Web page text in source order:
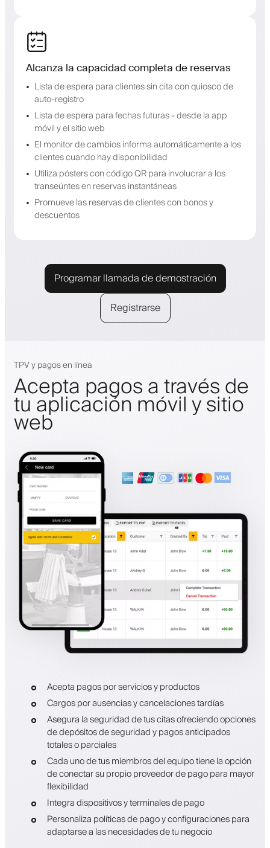
Alcanza la capacidad completa de reservas
Lista de espera para clientes sin cita con quiosco de
auto-registro
Lista de espera para fechas futuras - desde la app
móvil y el sitio web
El monitor de cambios informa automáticamente a los
clientes cuando hay disponibilidad
Utiliza pósters con código QR para involucrar a los
transeúntes en reservas instantáneas
Promueve las reservas de clientes con bonos y
descuentos
Programar llamada de demostración
Registrarse
TPV y pagos en línea
Acepta pagos a través de
tu aplicación móvil y sitio
web
Acepta pagos por servicios y productos
Cargos por ausencias y cancelaciones tardías
Asegura la seguridad de tus citas ofreciendo opciones
de depósitos de seguridad y pagos anticipados
totales o parciales
Cada uno de tus miembros del equipo tiene la opción
de conectar su propio proveedor de pago para mayor
flexibilidad
Integra dispositivos y terminales de pago
Personaliza políticas de pago y configuraciones para
adaptarse a las necesidades de tu negocio